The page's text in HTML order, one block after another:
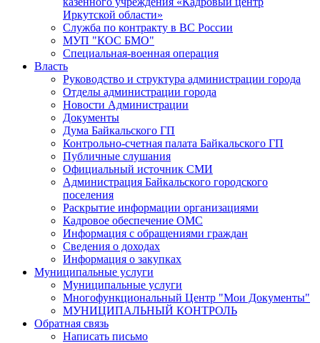
Иркутской области»
Служба по контракту в ВС России
МУП "КОС БМО"
Специальная-военная операция
Власть
Руководство и структура администрации города
Отделы администрации города
Новости Администрации
Документы
Дума Байкальского ГП
Контрольно-счетная палата Байкальского ГП
Публичные слушания
Официальный источник СМИ
Администрация Байкальского городского
поселения
Раскрытие информации организациями
Кадровое обеспечение ОМС
Информация с обращениями граждан
Сведения о доходах
Информация о закупках
Муниципальные услуги
Муниципальные услуги
Многофункциональный Центр "Мои Документы"
МУНИЦИПАЛЬНЫЙ КОНТРОЛЬ
Обратная связь
Написать письмо